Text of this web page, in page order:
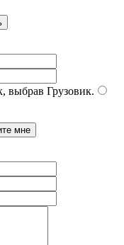
выбрав Грузовик.